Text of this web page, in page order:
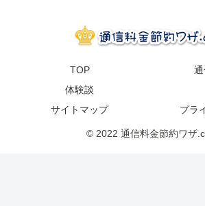
TOP
体験談
サイトマップ
プラ
© 2022 通信料金節約ワザ